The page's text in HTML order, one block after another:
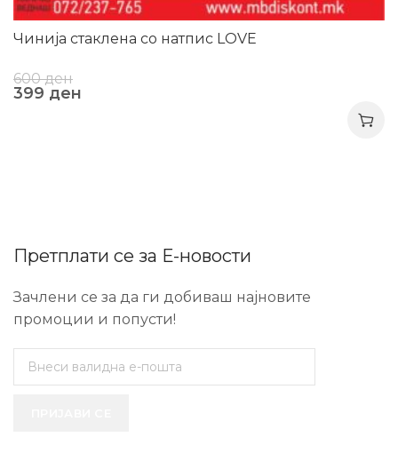
Чинија стаклена со натпис LOVE
600ден
399 ден
Претплати се за Е-новости
Зачлени се за да ги добиваш најновите
промоции и попусти!